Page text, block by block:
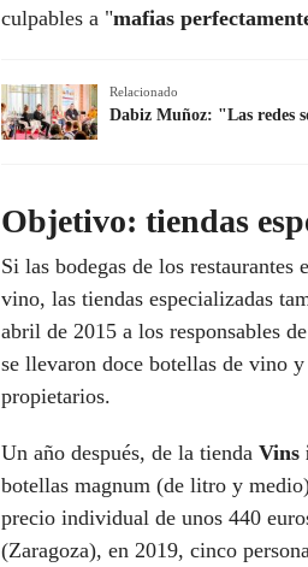
culpables a "mafias
Relacionado
Dabiz Muñoz: "Las redes
Objetivo: tiendas
Si las bodegas de los
vino, las tiendas especializadas
abril de 2015 a los responsables
se llevaron doce botellas de vino
propietarios.
Un año después, de la tienda Vins
botellas magnum (de litro y
precio individual de unos 440
(Zaragoza), en 2019, cinco